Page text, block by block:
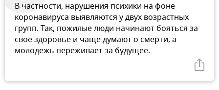
В частности, нарушения психики на фоне
коронавируса выявляются у двух возрастных
групп. Так, пожилые люди начинают бояться за
свое здоровье и чаще думают о смерти, а
молодежь переживает за будущее.